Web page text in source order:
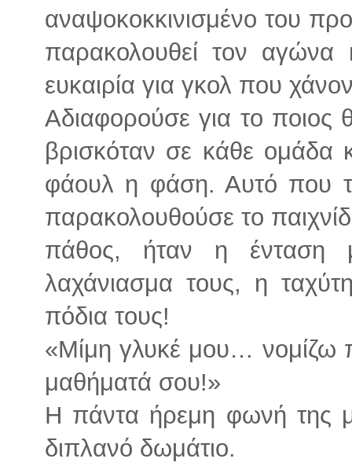
αναψοκοκκινισμένο του
παρακολουθεί τον αγώνα
ευκαιρία για γκολ που
Αδιαφορούσε για το ποιος
βρισκόταν σε κάθε ομάδα
φάουλ η φάση. Αυτό που
παρακολουθούσε το
πάθος, ήταν η ένταση
λαχάνιασμα τους, η
πόδια τους!
«Μίμη γλυκέ μου… νομίζω
μαθήματά σου!»
Η πάντα ήρεμη φωνή της
διπλανό δωμάτιο.